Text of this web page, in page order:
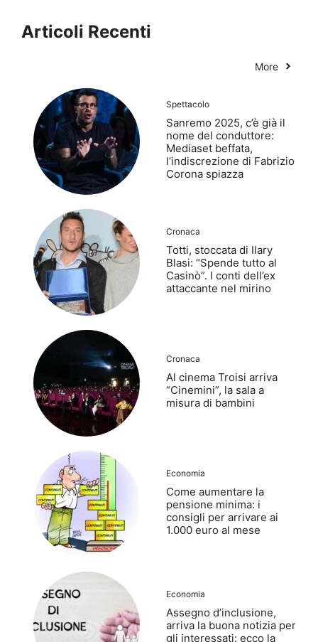
Articoli Recenti
More
Spettacolo
Sanremo 2025, c’è già il
nome del conduttore:
Mediaset beffata,
l’indiscrezione di Fabrizio
Corona spiazza
Cronaca
Totti, stoccata di Ilary
Blasi: “Spende tutto al
Casinò”. I conti dell’ex
attaccante nel mirino
Cronaca
Al cinema Troisi arriva
“Cinemini”, la sala a
misura di bambini
Economia
Come aumentare la
pensione minima: i
consigli per arrivare ai
1.000 euro al mese
Economia
Assegno d’inclusione,
arriva la buona notizia per
gli interessati: ecco la